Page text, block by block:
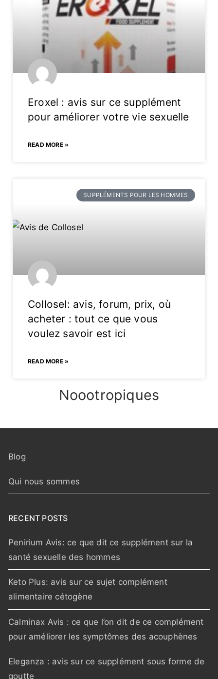
Eroxel : avis sur ce supplément
pour améliorer votre vie sexuelle
READ MORE »
SUPPLÉMENTS POUR LES HOMMES
Collosel: avis, forum, prix, où
acheter : tout ce que vous
voulez savoir est ici
READ MORE »
Noootropiques
Blog
Qui nous sommes
RECENT POSTS
Penirium Avis: ce que dit ce supplément sur la
santé sexuelle des hommes
Keto Plus: avis sur ce sujet complément
alimentaire cétogène
Calminax Avis : ce que l’on dit de ce complément
pour améliorer les symptômes des acouphènes
Eleganza : avis sur ce supplément sous forme de
goutte